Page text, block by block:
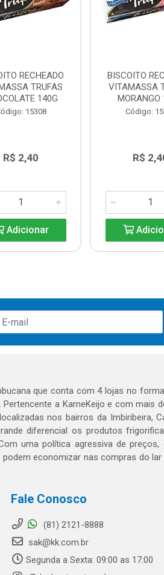
RECHEADO
TRUFAS
140G
15308
R$ 2,40
Adicionar
BISCOITO
VITAMASSA
MORANGO
Código:
R$
que conta com 4 lojas no
a KarneKeijo e com mais
nos bairros da Imbiribeira,
diferencial os produtos
uma política agressiva de preços,
economizar nas compras do
Fale Conosco
(81) 2121-8888
sak@kk.com.br
Segunda a Sexta: 09:00 as 17:00